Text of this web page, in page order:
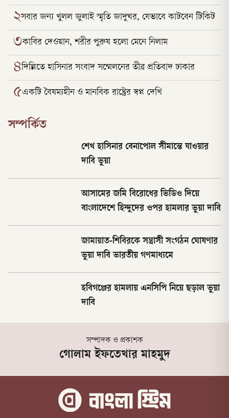
২সবার জন্য খুলল জুলাই স্মৃতি জাদুঘর, যেভাবে কাটবেন টিকিট
৩কাবির দেওয়ান, শরীর পুরুষ হলো মেনে নিলাম
৪দিল্লিতে হাসিনার সংবাদ সম্মেলনের তীব্র প্রতিবাদ ঢাকার
৫একটি বৈষম্যহীন ও মানবিক রাষ্ট্রের স্বপ্ন দেখি
সম্পর্কিত
শেখ হাসিনার বেনাপোল সীমান্তে যাওয়ার
দাবি ভুয়া
আসামের জমি বিরোধের ভিডিও দিয়ে
বাংলাদেশে হিন্দুদের ওপর হামলার ভুয়া দাবি
জামায়াত-শিবিরকে সন্ত্রাসী সংগঠন ঘোষণার
ভুয়া দাবি ভারতীয় গণমাধ্যমে
হবিগঞ্জের হামলায় এনসিপি নিয়ে ছড়াল ভুয়া
দাবি
সম্পাদক ও প্রকাশক
গোলাম ইফতেখার মাহমুদ